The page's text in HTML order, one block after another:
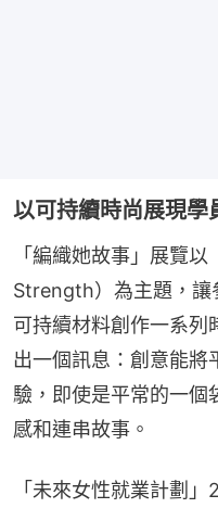
以可持續時尚展現學
「編織她故事」展覽
Strength）為主題，讓
可持續材料創作一系列
出一個訊息：創意能將
驗，即使是平常的一個
感和連串故事。
「未來女性就業計劃